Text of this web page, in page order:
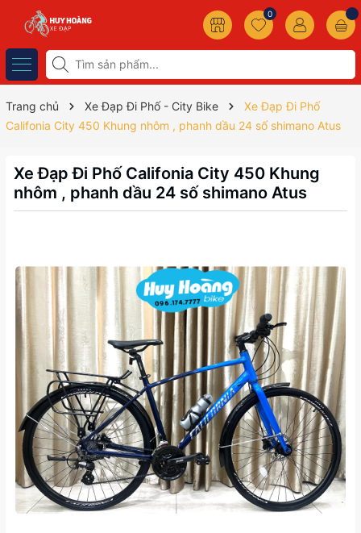
0
Trang chủ Xe Đạp Đi Phố - City Bike
Xe Đạp Đi Phố
Califonia City 450 Khung nhôm , phanh dầu 24 số shimano Atus
Xe Đạp Đi Phố Califonia City 450 Khung
nhôm , phanh dầu 24 số shimano Atus